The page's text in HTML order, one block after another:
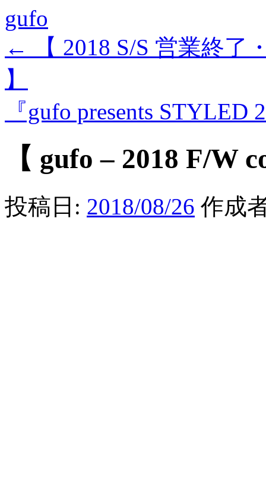
gufo
←
【 2018 S/S 営業終
】
『gufo presents STYLED
【 gufo – 2018 F/W
投稿日: 2018/08/26 作成